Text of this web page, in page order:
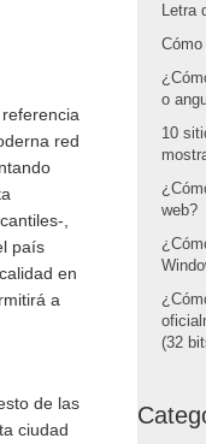
red
,
país
en
a
de las
ciudad
Letra
o
10
web?
(32